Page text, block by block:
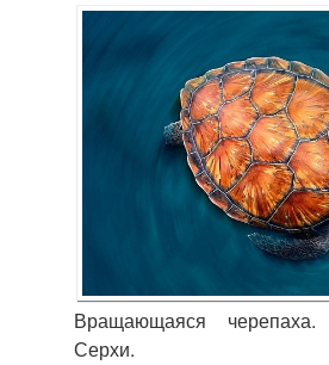
Вращающаяся
Серхи.